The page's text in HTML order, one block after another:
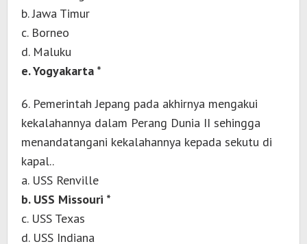
b. Jawa Timur
c. Borneo
d. Maluku
e. Yogyakarta *
6. Pemerintah Jepang pada akhirnya mengakui
kekalahannya dalam Perang Dunia II sehingga
menandatangani kekalahannya kepada sekutu di
kapal..
a. USS Renville
b. USS Missouri *
c. USS Texas
d. USS Indiana